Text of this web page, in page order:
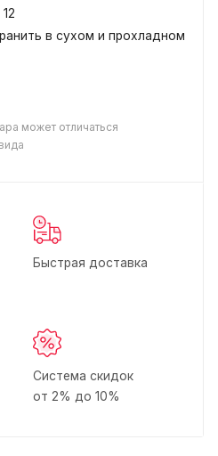
12
в сухом и прохладном
может отличаться
Быстрая доставка
Система скидок
от 2% до 10%